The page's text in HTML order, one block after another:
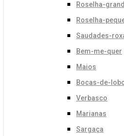
Roselha-
Roselha-
Saudades-
Bem-me-quer
Maios
Bocas-de-
Verbasco
Marianas
Sargaça